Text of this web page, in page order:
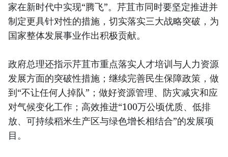
家在新时代中实现“腾飞”。芹苴市同时要坚定推进并
制定更具针对性的措施，切实落实三大战略突破，为
国家整体发展事业作出积极贡献。
政府总理还指示芹苴市重点落实人才培训与人力资源
发展方面的突破性措施；继续完善民生保障政策，做
到“不让任何人掉队”；做好资源管理、防灾减灾和应
对气候变化工作；高效推进“100万公顷优质、低排
放、可持续稻米生产区与绿色增长相结合”的发展项
目。